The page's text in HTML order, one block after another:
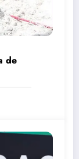
de